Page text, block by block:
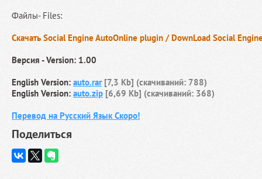
Файлы- Files:
Скачать Social Engine AutoOnline plugin / DownLoad Social
Версия - Version: 1.00
English Version: auto.rar[7,3 Kb] (cкачиваний: 788)
English Version: auto.zip [6,69 Kb] (cкачиваний: 368)
Перевод на Русский Язык Скоро!
Поделиться